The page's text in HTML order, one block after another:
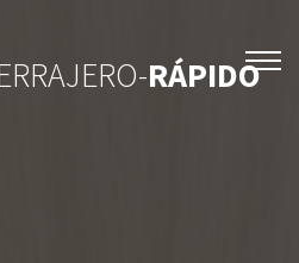
RÁPIDO